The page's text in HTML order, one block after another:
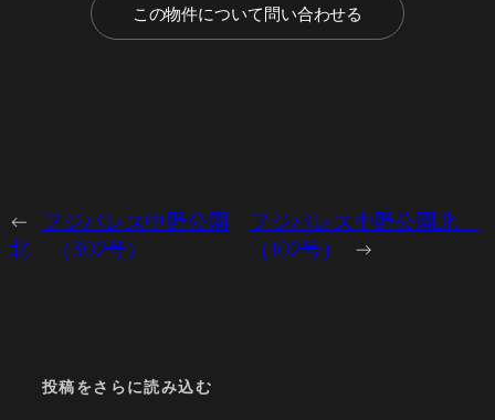
この物件について問い合わせる
← フジパレス中野公園
北 （302号）
フジパレス中野公園北
（102号）
→
投稿をさらに読み込む